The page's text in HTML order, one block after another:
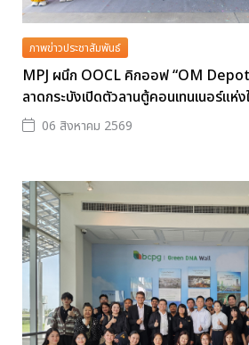
ภาพข่าวประชาสัมพันธ์
MPJ ผนึก OOCL คิกออฟ “OM
ลาดกระบังเปิดตัวลานตู้คอนเทนเนอร์แห่ง
06 สิงหาคม 2569